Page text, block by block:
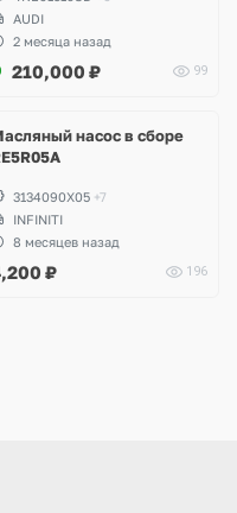
AUDI
2 месяца назад
210,000 ₽ 99
насос в сборе
3134090X05 +7
INFINITI
8 месяцев назад
₽ 196